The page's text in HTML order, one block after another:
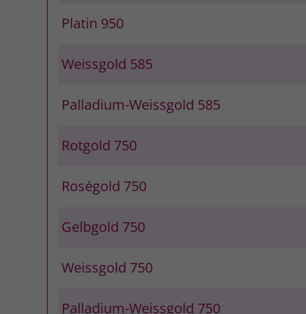
Platin 950
Weissgold 585
Palladium-Weissgold 585
Rotgold 750
Roségold 750
Gelbgold 750
Weissgold 750
Palladium-Weissgold 750